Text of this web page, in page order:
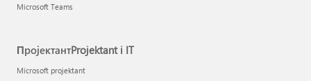
Microsoft Teams
ПројектантProjektant i IT
Microsoft projektant